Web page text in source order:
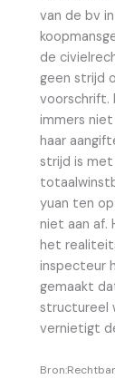
van de bv
de
geen strijd
voorschrift.
immers
haar
strijd is
yuan ten
niet aan af.
het
inspecteur
gemaakt
structureel
vernietigt